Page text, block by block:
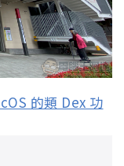
的類 Dex 功